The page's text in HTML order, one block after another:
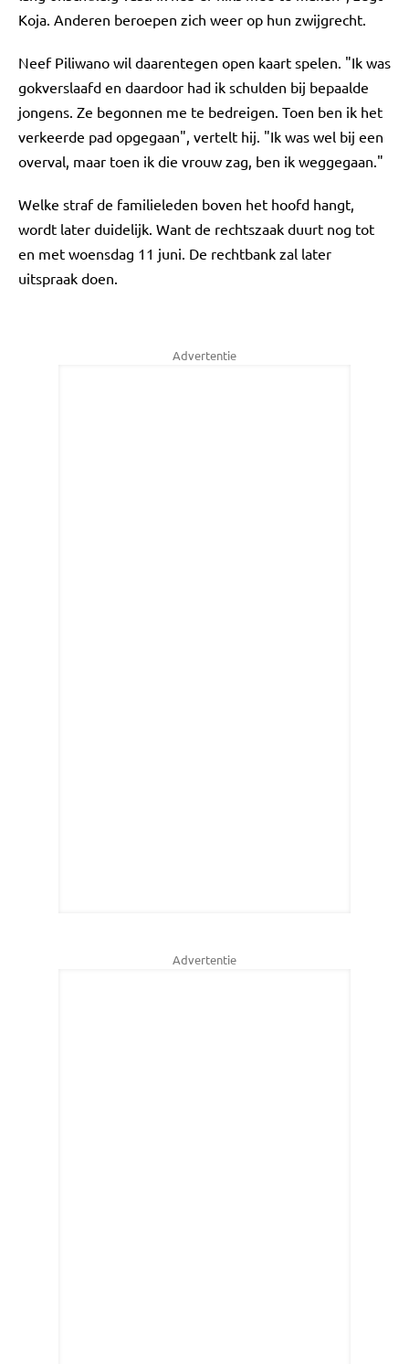
Koja. Anderen beroepen zich weer op hun zwijgrecht.
Neef Piliwano wil daarentegen open kaart spelen. "Ik was
gokverslaafd en daardoor had ik schulden bij bepaalde
jongens. Ze begonnen me te bedreigen. Toen ben ik het
verkeerde pad opgegaan", vertelt hij. "Ik was wel bij een
overval, maar toen ik die vrouw zag, ben ik weggegaan."
Welke straf de familieleden boven het hoofd hangt,
wordt later duidelijk. Want de rechtszaak duurt nog tot
en met woensdag 11 juni. De rechtbank zal later
uitspraak doen.
Advertentie
Advertentie